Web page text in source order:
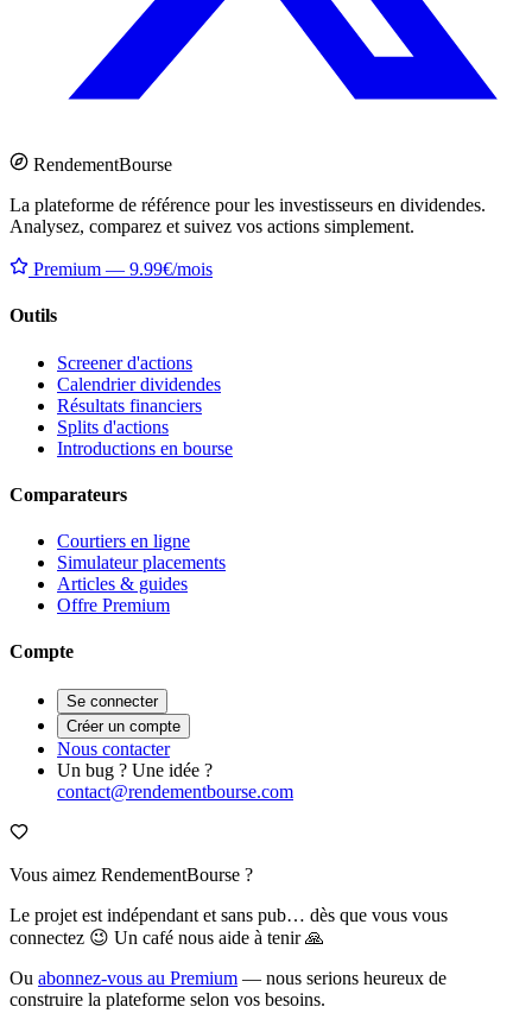
RendementBourse
La plateforme de référence pour les investisseurs en dividendes.
Analysez, comparez et suivez vos actions simplement.
Premium — 9.99€/mois
Outils
Screener d'actions
Calendrier dividendes
Résultats financiers
Splits d'actions
Introductions en bourse
Comparateurs
Courtiers en ligne
Simulateur placements
Articles & guides
Offre Premium
Compte
Se connecter
Créer un compte
Nous contacter
Un bug ? Une idée ?
contact@rendementbourse.com
Vous aimez RendementBourse ?
Le projet est indépendant et sans pub… dès que vous vous
connectez 😉 Un café nous aide à tenir 🙏
Ou abonnez-vous au Premium — nous serions heureux de
construire la plateforme selon vos besoins.